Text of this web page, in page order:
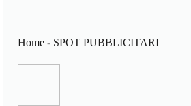
Home - SPOT PUBBLICITARI